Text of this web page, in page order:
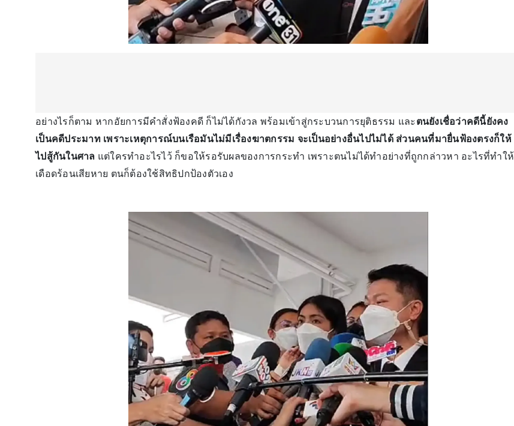
อย่างไรก็ตาม หากอัยการมีคำสั่งฟ้องคดี ก็ไม่ได้กังวล พร้อมเข้าสู่กระบวนการยุติธรรม และ ตนยังเชื่อว่าคดีนี้ยังคง
เป็นคดีประมาท เพราะเหตุการณ์บนเรือมันไม่มีเรื่องฆาตกรรม จะเป็นอย่างอื่นไปไม่ได้ ส่วนคนที่มายื่นฟ้องตรงก็ให้
ไปสู้กันในศาล แต่ใครทำอะไรไว้ ก็ขอให้รอรับผลของการกระทำ เพราะตนไม่ได้ทำอย่างที่ถูกกล่าวหา อะไรที่ทำให้
เดือดร้อนเสียหาย ตนก็ต้องใช้สิทธิปกป้องตัวเอง